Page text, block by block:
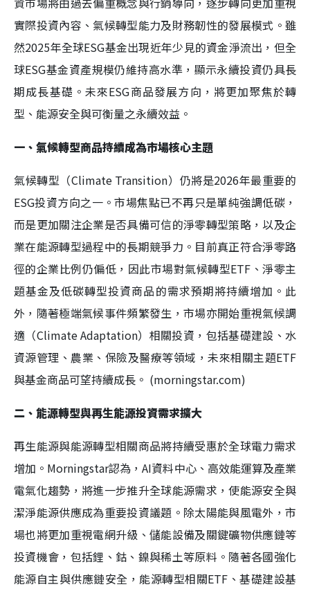
實際投資內容、氣候轉型能力及財務韌性的發展模式。雖
然2025年全球ESG基金出現近年少見的資金淨流出，但全
球ESG基金資產規模仍維持高水準，顯示永續投資仍具長
期成長基礎。未來ESG商品發展方向，將更加聚焦於轉
型、能源安全與可衡量之永續效益。
一、氣候轉型商品持續成為市場核心主題
氣候轉型（Climate Transition）仍將是2026年最重要的
ESG投資方向之一。市場焦點已不再只是單純強調低碳，
而是更加關注企業是否具備可信的淨零轉型策略，以及企
業在能源轉型過程中的長期競爭力。目前真正符合淨零路
徑的企業比例仍偏低，因此市場對氣候轉型ETF、淨零主
題基金及低碳轉型投資商品的需求預期將持續增加。此
外，隨著極端氣候事件頻繁發生，市場亦開始重視氣候調
適（Climate Adaptation）相關投資，包括基礎建設、水
資源管理、農業、保險及醫療等領域，未來相關主題ETF
與基金商品可望持續成長。 (morningstar.com)
二、能源轉型與再生能源投資需求擴大
再生能源與能源轉型相關商品將持續受惠於全球電力需求
增加。Morningstar認為，AI資料中心、高效能運算及產業
電氣化趨勢，將進一步推升全球能源需求，使能源安全與
潔淨能源供應成為重要投資議題。除太陽能與風電外，市
場也將更加重視電網升級、儲能設備及關鍵礦物供應鏈等
投資機會，包括鋰、鈷、鎳與稀土等原料。隨著各國強化
能源自主與供應鏈安全，能源轉型相關ETF、基礎建設基